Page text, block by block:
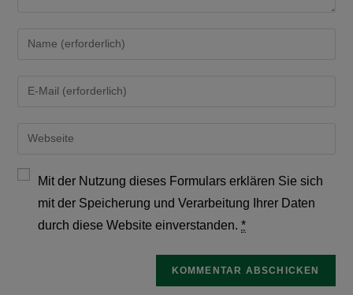
Mit der Nutzung dieses Formulars erklären Sie sich
mit der Speicherung und Verarbeitung Ihrer Daten
durch diese Website einverstanden.*